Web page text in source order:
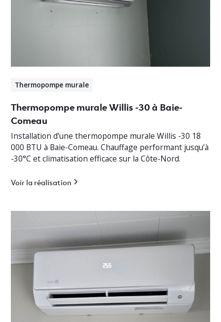
Thermopompe murale
Thermopompe murale Willis -30 à Baie-
Comeau
Installation d’une thermopompe murale Willis -30 18
000 BTU à Baie-Comeau. Chauffage performant jusqu’à
-30°C et climatisation efficace sur la Côte-Nord.
Voir la réalisation